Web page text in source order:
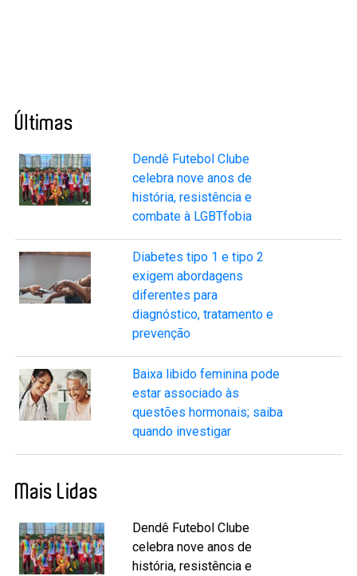
Últimas
Dendê Futebol Clube
celebra nove anos de
história, resistência e
combate à LGBTfobia
Diabetes tipo 1 e tipo 2
exigem abordagens
diferentes para
diagnóstico, tratamento e
prevenção
Baixa libido feminina pode
estar associado às
questões hormonais; saiba
quando investigar
Mais Lidas
Dendê Futebol Clube
celebra nove anos de
história, resistência e